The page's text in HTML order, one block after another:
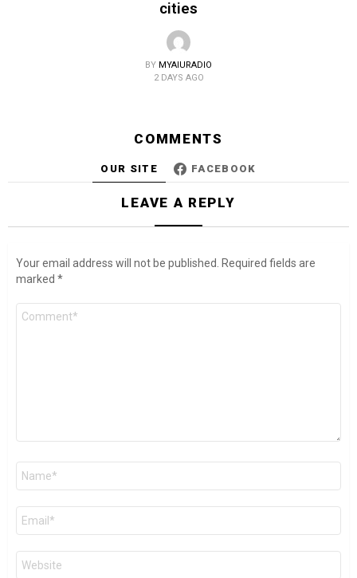
cities
BY MYAIURADIO
2 DAYS AGO
COMMENTS
OUR SITE FACEBOOK
LEAVE A REPLY
Your email address will not be published.
Required fields are
marked *